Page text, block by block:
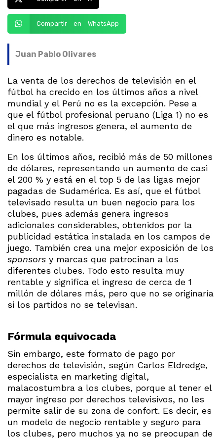
Compartir en WhatsApp
Juan Pablo Olivares
La venta de los derechos de televisión en el
fútbol ha crecido en los últimos años a nivel
mundial y el Perú no es la excepción. Pese a
que el fútbol profesional peruano (Liga 1) no es
el que más ingresos genera, el aumento de
dinero es notable.
En los últimos años, recibió más de 50 millones
de dólares, representando un aumento de casi
el 200 % y está en el top 5 de las ligas mejor
pagadas de Sudamérica. Es así, que el fútbol
televisado resulta un buen negocio para los
clubes, pues además genera ingresos
adicionales considerables, obtenidos por la
publicidad estática instalada en los campos de
juego. También crea una mejor exposición de los
sponsors y marcas que patrocinan a los
diferentes clubes. Todo esto resulta muy
rentable y significa el ingreso de cerca de 1
millón de dólares más, pero que no se originaría
si los partidos no se televisan.
Fórmula equivocada
Sin embargo, este formato de pago por
derechos de televisión, según Carlos Eldredge,
especialista en marketing digital,
malacostumbra a los clubes, porque al tener el
mayor ingreso por derechos televisivos, no les
permite salir de su zona de confort. Es decir, es
un modelo de negocio rentable y seguro para
los clubes, pero muchos ya no se preocupan de